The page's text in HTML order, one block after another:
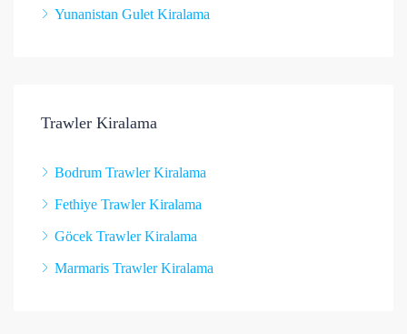
Yunanistan Gulet Kiralama
Trawler Kiralama
Bodrum Trawler Kiralama
Fethiye Trawler Kiralama
Göcek Trawler Kiralama
Marmaris Trawler Kiralama